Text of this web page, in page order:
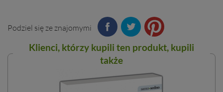
Podziel się ze znajomymi
Klienci, którzy kupili ten produkt, kupili
także